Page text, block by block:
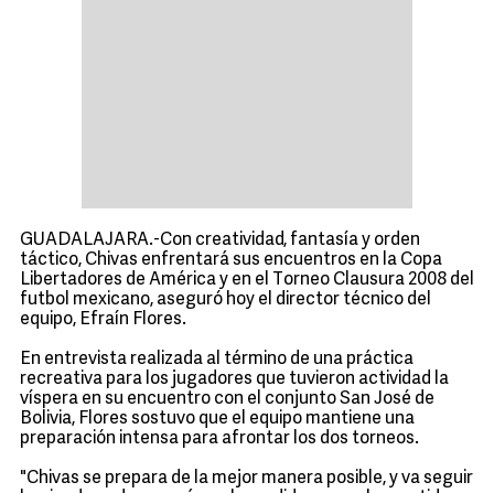
GUADALAJARA.-Con creatividad, fantasía y orden
táctico, Chivas enfrentará sus encuentros en la Copa
Libertadores de América y en el Torneo Clausura 2008 del
futbol mexicano, aseguró hoy el director técnico del
equipo, Efraín Flores.
En entrevista realizada al término de una práctica
recreativa para los jugadores que tuvieron actividad la
víspera en su encuentro con el conjunto San José de
Bolivia, Flores sostuvo que el equipo mantiene una
preparación intensa para afrontar los dos torneos.
"Chivas se prepara de la mejor manera posible, y va seguir